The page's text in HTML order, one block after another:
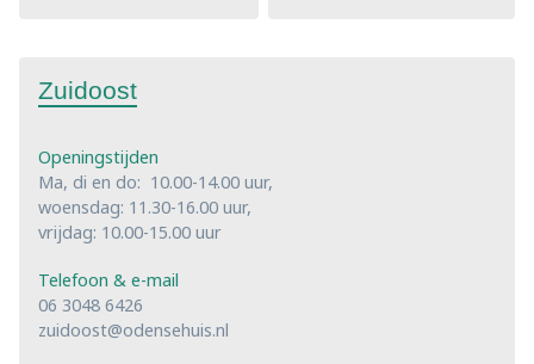
Zuidoost
Openingstijden
Ma, di en do: 10.00-14.00 uur,
woensdag: 11.30-16.00 uur,
vrijdag: 10.00-15.00 uur
Telefoon & e-mail
06 3048 6426
zuidoost@odensehuis.nl